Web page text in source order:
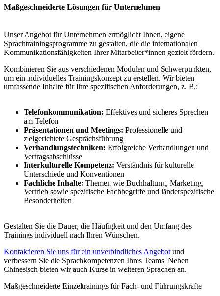
Maßgeschneiderte Lösungen für Unternehmen
Unser Angebot für Unternehmen ermöglicht Ihnen, eigene
Sprachtrainingsprogramme zu gestalten, die die internationalen
Kommunikationsfähigkeiten Ihrer Mitarbeiter*innen gezielt fördern.
Kombinieren Sie aus verschiedenen Modulen und Schwerpunkten,
um ein individuelles Trainingskonzept zu erstellen. Wir bieten
umfassende Inhalte für Ihre spezifischen Anforderungen, z. B.:
Telefonkommunikation: Effektives und sicheres Sprechen
am Telefon
Präsentationen und Meetings: Professionelle und
zielgerichtete Gesprächsführung
Verhandlungstechniken: Erfolgreiche Verhandlungen und
Vertragsabschlüsse
Interkulturelle Kompetenz: Verständnis für kulturelle
Unterschiede und Konventionen
Fachliche Inhalte: Themen wie Buchhaltung, Marketing,
Vertrieb sowie spezifische Fachbegriffe und länderspezifische
Besonderheiten
Gestalten Sie die Dauer, die Häufigkeit und den Umfang des
Trainings individuell nach Ihren Wünschen.
Kontaktieren Sie uns für ein unverbindliches Angebot und
verbessern Sie die Sprachkompetenzen Ihres Teams. Neben
Chinesisch bieten wir auch Kurse in weiteren Sprachen an.
Maßgeschneiderte Einzeltrainings für Fach- und Führungskräfte